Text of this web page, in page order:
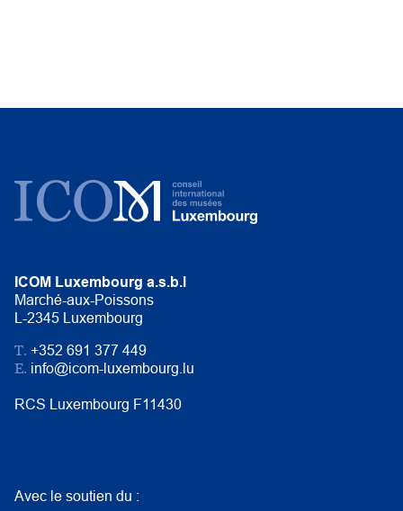
ICOM Luxembourg a.s.b.l
Marché-aux-Poissons
L-2345 Luxembourg
T. +352 691 377 449
E. info@icom-luxembourg.lu
RCS Luxembourg F11430
Avec le soutien du :